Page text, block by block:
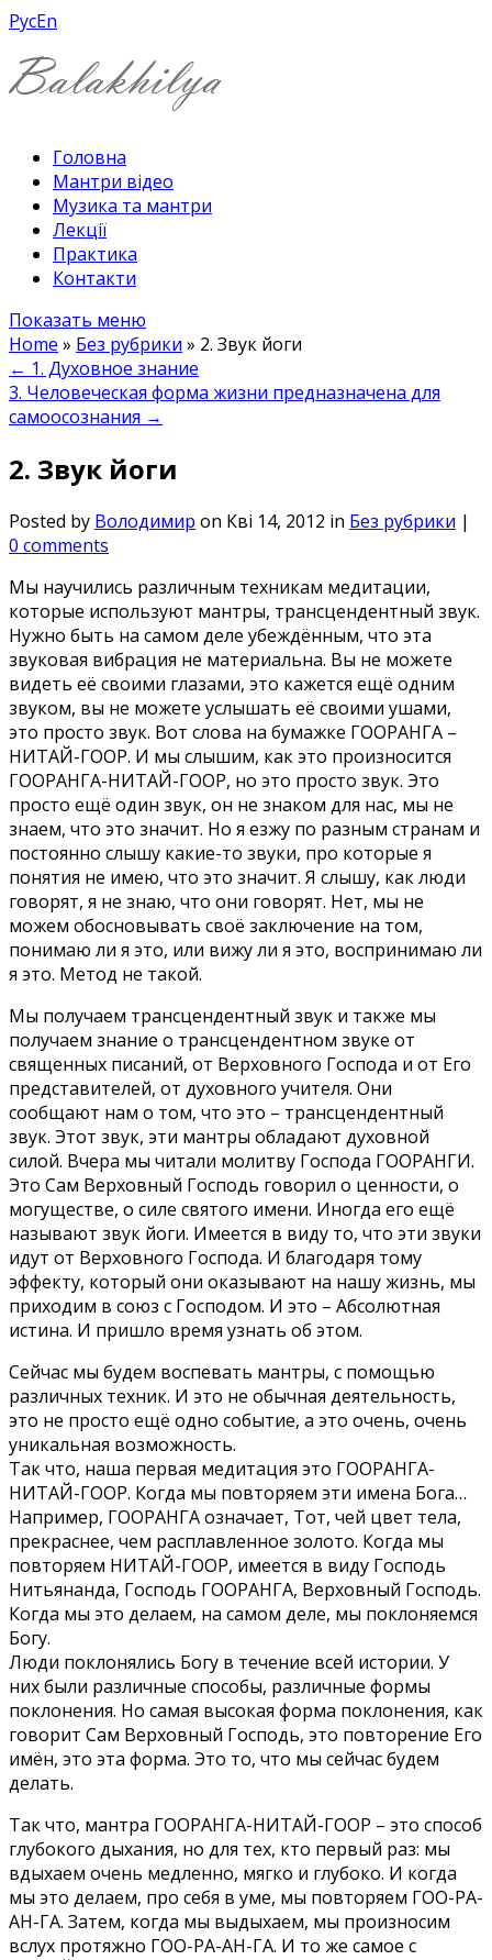
РусEn
Головна
Мантри відео
Музика та мантри
Лекції
Практика
Контакти
Показать меню
Home » Без рубрики » 2. Звук йоги
← 1. Духовное знание
3. Человеческая форма жизни предназначена для
самоосознания →
2. Звук йоги
Posted by Володимир on Кві 14, 2012 in Без рубрики |
0 comments
Мы научились различным техникам медитации,
которые используют мантры, трансцендентный звук.
Нужно быть на самом деле убеждённым, что эта
звуковая вибрация не материальна. Вы не можете
видеть её своими глазами, это кажется ещё одним
звуком, вы не можете услышать её своими ушами,
это просто звук. Вот слова на бумажке ГООРАНГА –
НИТАЙ-ГООР. И мы слышим, как это произносится
ГООРАНГА-НИТАЙ-ГООР, но это просто звук. Это
просто ещё один звук, он не знаком для нас, мы не
знаем, что это значит. Но я езжу по разным странам и
постоянно слышу какие-то звуки, про которые я
понятия не имею, что это значит. Я слышу, как люди
говорят, я не знаю, что они говорят. Нет, мы не
можем обосновывать своё заключение на том,
понимаю ли я это, или вижу ли я это, воспринимаю ли
я это. Метод не такой.
Мы получаем трансцендентный звук и также мы
получаем знание о трансцендентном звуке от
священных писаний, от Верховного Господа и от Его
представителей, от духовного учителя. Они
сообщают нам о том, что это – трансцендентный
звук. Этот звук, эти мантры обладают духовной
силой. Вчера мы читали молитву Господа ГООРАНГИ.
Это Сам Верховный Господь говорил о ценности, о
могуществе, о силе святого имени. Иногда его ещё
называют звук йоги. Имеется в виду то, что эти звуки
идут от Верховного Господа. И благодаря тому
эффекту, который они оказывают на нашу жизнь, мы
приходим в союз с Господом. И это – Абсолютная
истина. И пришло время узнать об этом.
Сейчас мы будем воспевать мантры, с помощью
различных техник. И это не обычная деятельность,
это не просто ещё одно событие, а это очень, очень
уникальная возможность.
Так что, наша первая медитация это ГООРАНГА-
НИТАЙ-ГООР. Когда мы повторяем эти имена Бога…
Например, ГООРАНГА означает, Тот, чей цвет тела,
прекраснее, чем расплавленное золото. Когда мы
повторяем НИТАЙ-ГООР, имеется в виду Господь
Нитьянанда, Господь ГООРАНГА, Верховный Господь.
Когда мы это делаем, на самом деле, мы поклоняемся
Богу.
Люди поклонялись Богу в течение всей истории. У
них были различные способы, различные формы
поклонения. Но самая высокая форма поклонения, как
говорит Сам Верховный Господь, это повторение Его
имён, это эта форма. Это то, что мы сейчас будем
делать.
Так что, мантра ГООРАНГА-НИТАЙ-ГООР – это способ
глубокого дыхания, но для тех, кто первый раз: мы
вдыхаем очень медленно, мягко и глубоко. И когда
мы это делаем, про себя в уме, мы повторяем ГОО-РА-
АН-ГА. Затем, когда мы выдыхаем, мы произносим
вслух протяжно ГОО-РА-АН-ГА. И то же самое с